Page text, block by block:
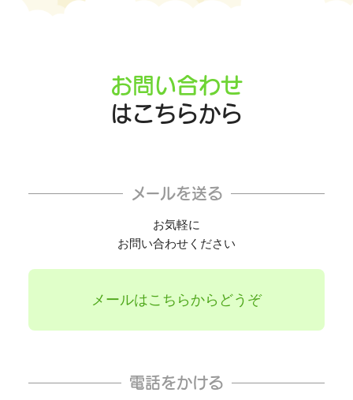
お問い合わせ
はこちらから
メールを送る
お気軽に
お問い合わせください
メールはこちらからどうぞ
電話をかける